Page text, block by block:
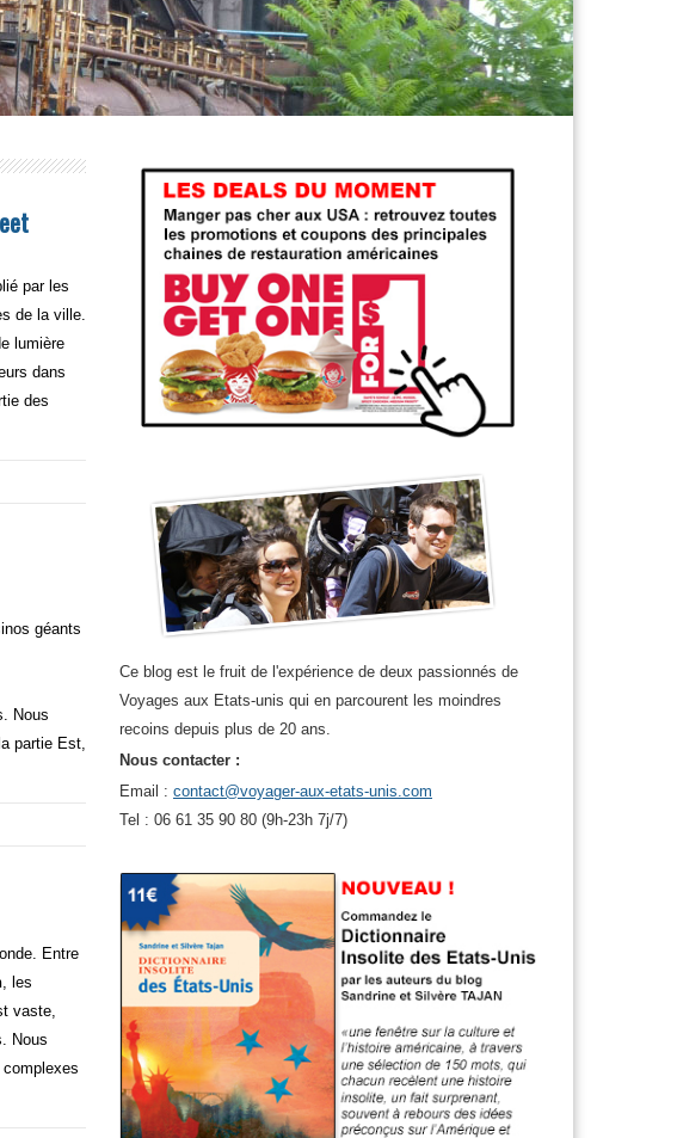
par les
de la ville.
lumière
dans
des
géants
Nous
partie Est,
Entre
, les
vaste,
Nous
complexes
Ce blog est le fruit de l'expérience de deux passionnés de
Voyages aux Etats-unis qui en parcourent les moindres
recoins depuis plus de 20 ans.
Nous contacter :
Email : contact@voyager-aux-etats-unis.com
Tel : 06 61 35 90 80 (9h-23h 7j/7)